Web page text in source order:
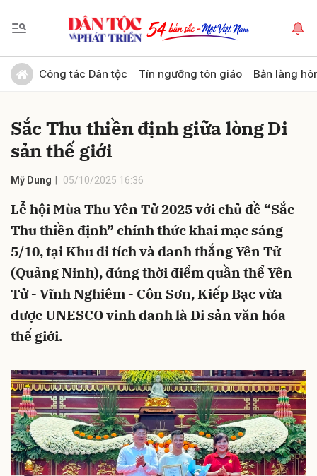
Công tác Dân tộc Tín ngưỡng tôn giáo Bản làng
Sắc Thu thiền định giữa lòng Di
sản thế giới
Mỹ Dung 05/10/2025 16:36
Lễ hội Mùa Thu Yên Tử 2025 với chủ đề “Sắc
Thu thiền định” chính thức khai mạc sáng
5/10, tại Khu di tích và danh thắng Yên Tử
(Quảng Ninh), đúng thời điểm quần thể Yên
Tử - Vĩnh Nghiêm - Côn Sơn, Kiếp Bạc vừa
được UNESCO vinh danh là Di sản văn hóa
thế giới.
Gửi bình luận
Hủy Gửi